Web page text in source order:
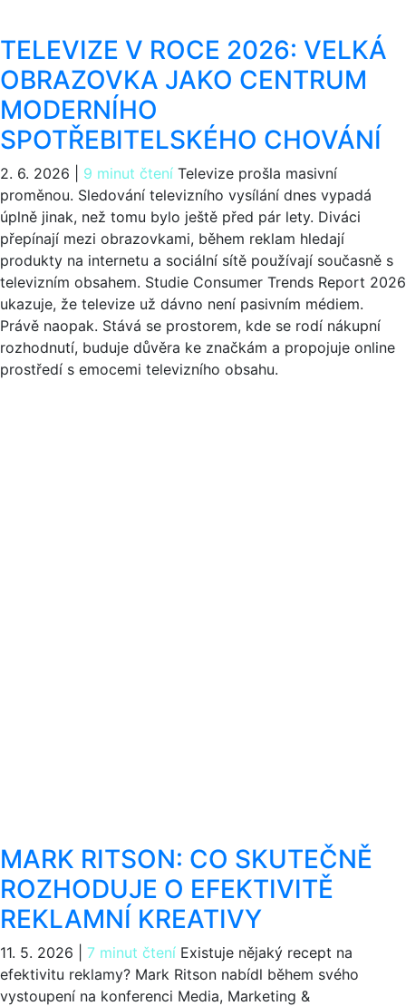
TELEVIZE V ROCE 2026: VELKÁ
OBRAZOVKA JAKO CENTRUM
MODERNÍHO
SPOTŘEBITELSKÉHO CHOVÁNÍ
2. 6. 2026 9 minut čtení Televize prošla masivní
proměnou. Sledování televizního vysílání dnes vypadá
úplně jinak, než tomu bylo ještě před pár lety. Diváci
přepínají mezi obrazovkami, během reklam hledají
produkty na internetu a sociální sítě používají současně s
televizním obsahem. Studie Consumer Trends Report 2026
ukazuje, že televize už dávno není pasivním médiem.
Právě naopak. Stává se prostorem, kde se rodí nákupní
rozhodnutí, buduje důvěra ke značkám a propojuje online
prostředí s emocemi televizního obsahu.
MARK RITSON: CO SKUTEČNĚ
ROZHODUJE O EFEKTIVITĚ
REKLAMNÍ KREATIVY
11. 5. 2026 7 minut čtení Existuje nějaký recept na
efektivitu reklamy? Mark Ritson nabídl během svého
vystoupení na konferenci Media, Marketing &